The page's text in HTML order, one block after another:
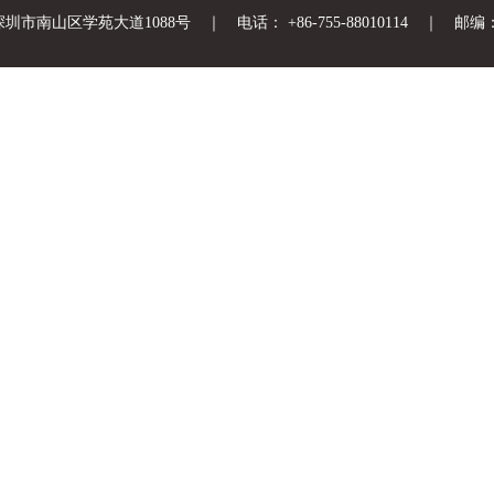
圳市南山区学苑大道1088号 ｜ 电话： +86-755-88010114 ｜ 邮编